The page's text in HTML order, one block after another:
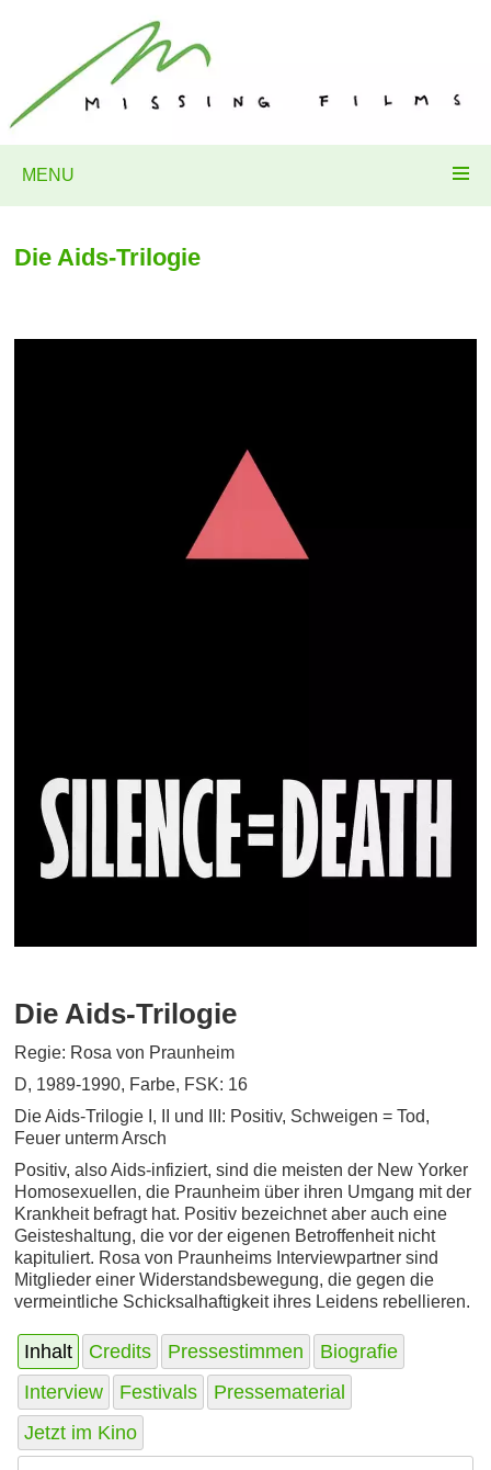
MENU
Die Aids-Trilogie
Die Aids-Trilogie
Regie: Rosa von Praunheim
D, 1989-1990, Farbe, FSK: 16
Die Aids-Trilogie I, II und III: Positiv, Schweigen = Tod,
Feuer unterm Arsch
Positiv, also Aids-infiziert, sind die meisten der New Yorker
Homosexuellen, die Praunheim über ihren Umgang mit der
Krankheit befragt hat. Positiv bezeichnet aber auch eine
Geisteshaltung, die vor der eigenen Betroffenheit nicht
kapituliert. Rosa von Praunheims Interviewpartner sind
Mitglieder einer Widerstandsbewegung, die gegen die
vermeintliche Schicksalhaftigkeit ihres Leidens rebellieren.
Inhalt Credits Pressestimmen
Biografie
Interview
Festivals
Pressematerial
Jetzt im Kino